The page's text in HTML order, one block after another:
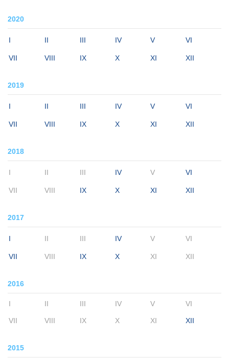
2020
I II III IV V VI
VII VIII IX X XI XII
2019
I II III IV V VI
VII VIII IX X XI XII
2018
I II III IV V VI
VII VIII IX X XI XII
2017
I II III IV V VI
VII VIII IX X XI XII
2016
I II III IV V VI
VII VIII IX X XI XII
2015